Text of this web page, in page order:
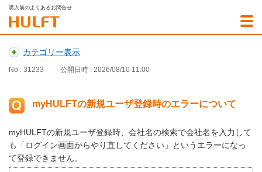
購入前のよくあるお問合せ
カテゴリー表示
No : 31233 公開日時 : 2026/08/10 11:00
myHULFTの新規ユーザ登録時のエラーについて
myHULFTの新規ユーザ登録時、会社名の検索で会社名を入力して
も「ログイン画面からやり直してください」というエラーになっ
て登録できません。